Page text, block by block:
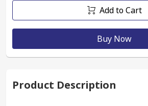
Add to Cart
Buy Now
Product Description